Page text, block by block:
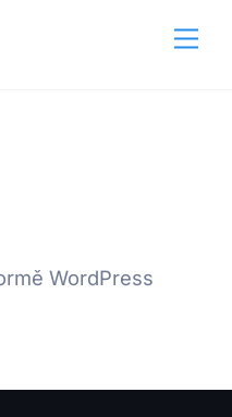
WordPress